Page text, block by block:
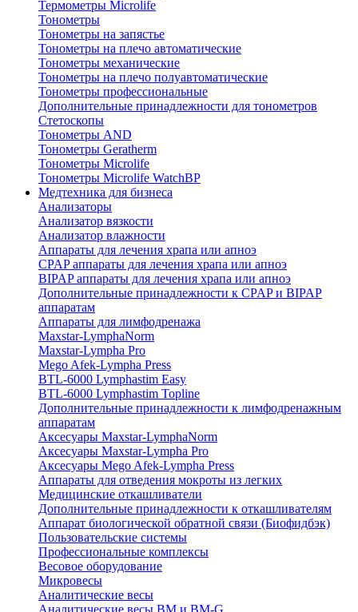
Термометры Microlife
Тонометры
Тонометры на запястье
Тонометры на плечо автоматические
Тонометры механические
Тонометры на плечо полуавтоматические
Тонометры профессиональные
Дополнительные принадлежности для тонометров
Стетоскопы
Тонометры AND
Тонометры Geratherm
Тонометры Microlife
Тонометры Microlife WatchBP
Медтехника для бизнеса
Анализаторы
Анализатор вязкости
Анализатор влажности
Аппараты для лечения храпа или апноэ
CPAP аппараты для лечения храпа или апноэ
BIPAP аппараты для лечения храпа или апноэ
Дополнительные принадлежности к CPAP и BIPAP
аппаратам
Аппараты для лимфодренажа
Maxstar-LymphaNorm
Maxstar-Lympha Pro
Mego Afek-Lympha Press
BTL-6000 Lymphastim Easy
BTL-6000 Lymphastim Topline
Дополнительные принадлежности к лимфодренажным
аппаратам
Аксесуары Maxstar-LymphaNorm
Аксесуары Maxstar-Lympha Pro
Аксесуары Mego Afek-Lympha Press
Аппараты для отведения мокроты из легких
Медицинские откашливатели
Дополнительные принадлежности к откашливателям
Аппарат биологической обратной связи (Биофидбэк)
Пользовательские системы
Профессиональные комплексы
Весовое оборудование
Микровесы
Аналитические весы
Аналитические весы BM и BM-G